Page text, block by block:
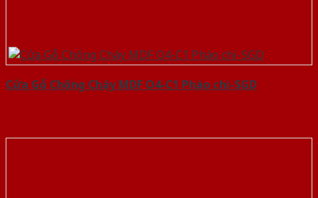
Cửa Gỗ Chống Cháy MDF O4-C1 Phào chi-SGD